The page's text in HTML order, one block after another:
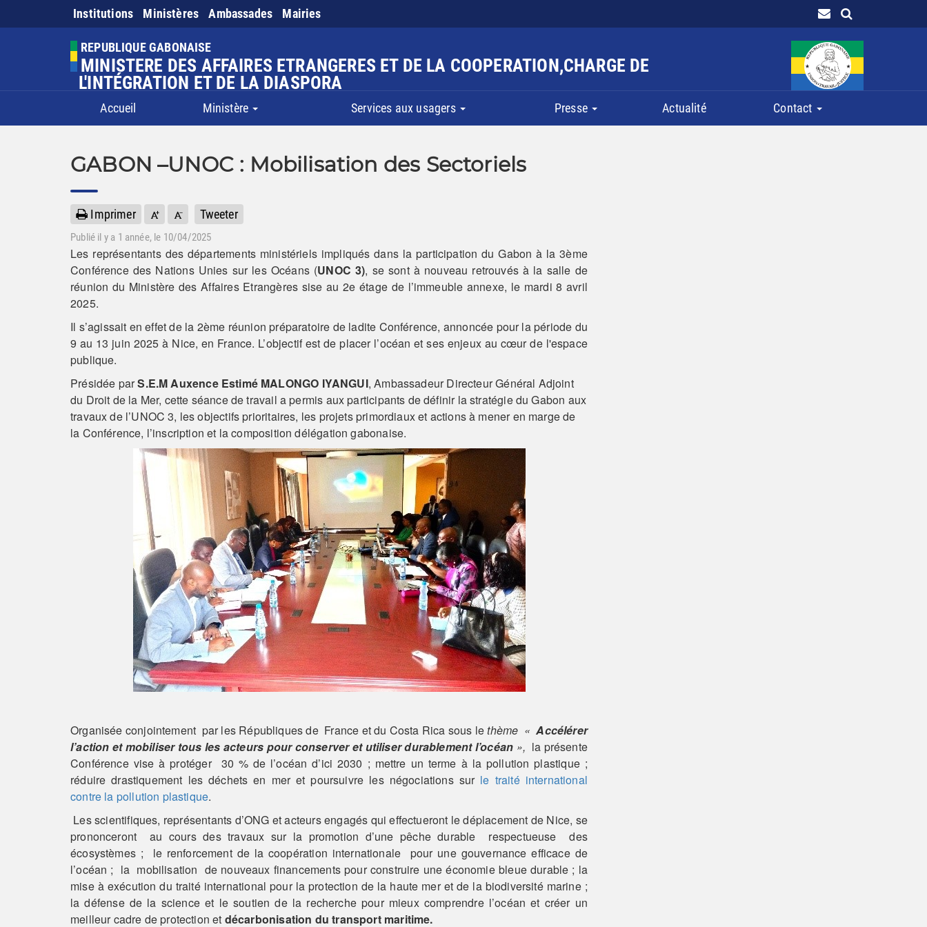
Institutions Ministères Ambassades Mairies
REPUBLIQUE GABONAISE
MINISTERE DES AFFAIRES ETRANGERES ET DE LA COOPERATION,CHARGE DE
L'INTÉGRATION ET DE LA DIASPORA
Accueil Ministère Services aux usagers Presse Actualité Contact
GABON –UNOC : Mobilisation des Sectoriels
Imprimer Tweeter
Publié il y a 1 année, le 10/04/2025
Les représentants des départements ministériels impliqués dans la participation du Gabon à la 3ème
Conférence des Nations Unies sur les Océans (UNOC 3), se sont à nouveau retrouvés à la salle de
réunion du Ministère des Affaires Etrangères sise au 2e étage de l’immeuble annexe, le mardi 8 avril
2025.
Il s’agissait en effet de la 2ème réunion préparatoire de ladite Conférence, annoncée pour la période du
9 au 13 juin 2025 à Nice, en France. L’objectif est de placer l’océan et ses enjeux au cœur de l'espace
publique.
Présidée parS.E.M Auxence Estimé MALONGO IYANGUI, Ambassadeur Directeur Général Adjoint
du Droit de la Mer, cette séance de travail a permis aux participants de définir la stratégie du Gabon aux
travaux de l’UNOC 3, les objectifs prioritaires, les projets primordiaux et actions à mener en marge de
la Conférence, l’inscription et la composition délégation gabonaise.
Organisée conjointement par les Républiques de France et du Costa Rica sous lethème «Accélérer
l’action et mobiliser tous les acteurs pour conserver et utiliser durablement l’océan », la présente
Conférence vise à protéger 30 % de l’océan d’ici 2030 ; mettre un terme à la pollution plastique ;
réduire drastiquement les déchets en mer et poursuivre les négociations sur le traité international
contre la pollution plastique.
Les scientifiques, représentants d’ONG et acteurs engagés qui effectueront le déplacement de Nice, se
prononceront au cours des travaux sur la promotion d’une pêche durable respectueuse des
écosystèmes ; le renforcement de la coopération internationale pour une gouvernance efficace de
l’océan ; la mobilisation de nouveaux financements pour construire une économie bleue durable ; la
mise à exécution du traité international pour la protection de la haute mer et de la biodiversité marine ;
la défense de la science et le soutien de la recherche pour mieux comprendre l’océan et créer un
meilleur cadre de protection et décarbonisation du transport maritime.